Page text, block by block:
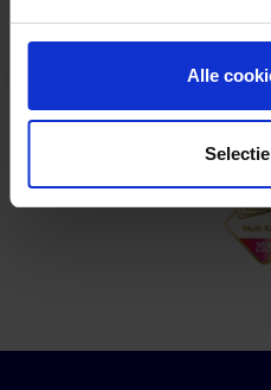
Alle
cadeaukaart in delen